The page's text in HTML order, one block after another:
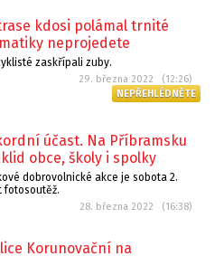
kdosi polámal trnité
neprojedete
zaskřípali zuby.
29. března 2022 (12:26)
NEPŘEHLÉDNĚTE
účast. Na Příbramsku
obce, školy i spolky
dobrovolnické akce je sobota 2.
fotosoutěž.
28. března 2022 (16:38)
Korunovační na